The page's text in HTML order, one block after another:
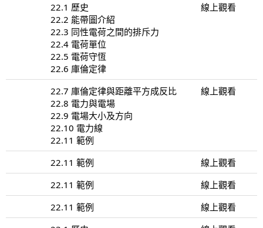
22.1 歷史
22.2 能帶圖介紹
22.3 同性電荷之間的排斥力
22.4 電荷單位
22.5 電荷守恆
22.6 庫倫定律
線上觀看
22.7 庫倫定律與距離平方成反比
22.8 電力與電場
22.9 電場大小及方向
22.10 電力線
22.11 範例
線上觀看
22.11 範例
線上觀看
22.11 範例
線上觀看
22.11 範例
線上觀看